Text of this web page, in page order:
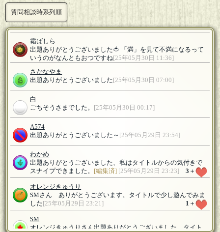
質問相談時系列順
霜ばしら
出題ありがとうございました🍅 「満」を見て不満になるって
いうのがなんともおつですね[25年05月30日 11:36]
さかなやま
出題ありがとうございました [25年05月30日 07:00]
白
ごちそうさまでした。
[25年05月30日 00:17]
A574
出題ありがとうございました～ [25年05月29日 23:54]
わかめ
出題ありがとうございました、私はタイトルからの気付きで
スナイプできました。
[編集済] [25年05月29日 23:23] 3 ＋
オレンジきゅうり
SMさん ありがとうございます。タイトルで少し遊んでみま
した [25年05月29日 23:21] 1 ＋
SM
オレンジきゅうりさん出題ありがとうございました。タイト